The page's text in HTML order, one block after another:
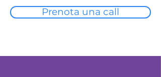
dalla conformità normativa
alla formazione dello staff.
Prenota una call